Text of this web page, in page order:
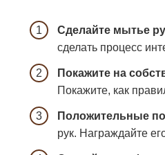
Сделайте мытье
сделать процесс
Покажите на
Покажите, как
Положительные
рук. Награждайте